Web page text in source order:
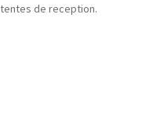
de reception.